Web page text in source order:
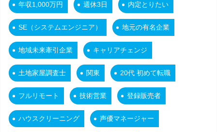
年収1,000万円 週休3日 内定とりたい
SE（システムエンジニア） 地元の有名企業
地域未来牽引企業 キャリアチェンジ
土地家屋調査士 関東 20代 初めて転職
フルリモート 技術営業 登録販売者
ハウスクリーニング 声優マネージャー